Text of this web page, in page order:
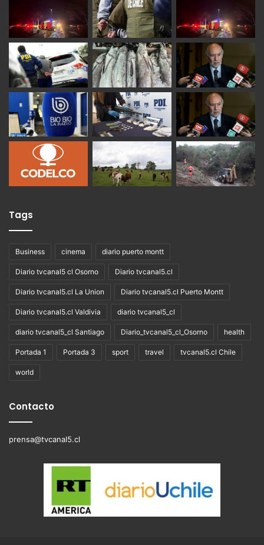
Tags
Business cinema diario puerto montt
Diario tvcanal5 cl Osorno Diario tvcanal5.cl
Diario tvcanal5.cl La Union Diario tvcanal5.cl Puerto Montt
Diario tvcanal5.cl Valdivia diario tvcanal5_cl
diario tvcanal5_cl Santiago Diario_tvcanal5_cl_Osorno health
Portada 1 Portada 3 sport travel tvcanal5.cl Chile
world
Contacto
prensa@tvcanal5.cl